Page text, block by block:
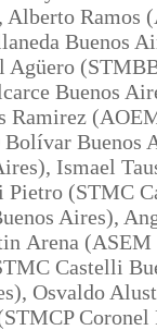
Ramos
Buenos
Buenos
Ramirez
Buenos
Ismael
(STMC
Aires),
Arena (ASEM
Castelli
Osvaldo
Coronel